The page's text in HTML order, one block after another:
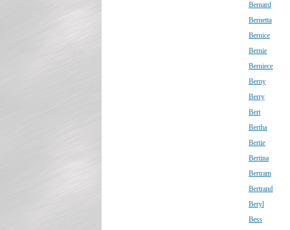
Bernard
Bernetta
Bernice
Bernie
Berniece
Berny
Berry
Bert
Bertha
Bertie
Bertina
Bertram
Bertrand
Beryl
Bess